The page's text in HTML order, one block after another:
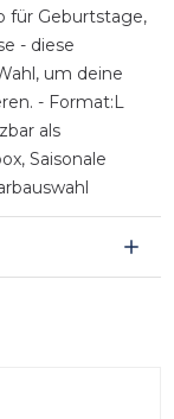
für Geburtstage,
- diese
um deine
- Format:L
als
Saisonale